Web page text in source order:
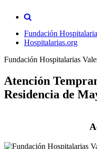
Fundación
Hospitalarias.org
Fundación Hospitalarias
Atención
Residencia de